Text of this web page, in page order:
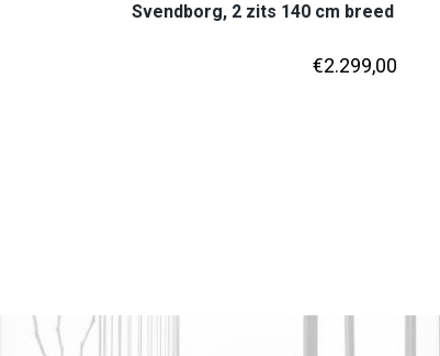
Svendborg, 2 zits 140 cm breed
€2.299,00